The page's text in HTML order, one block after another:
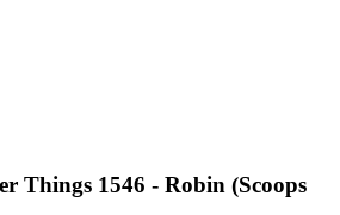
Things 1546 - Robin (Scoops